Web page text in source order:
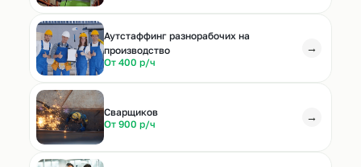
Аутстаффинг разнорабочих на
производство
От 400 р/ч
→
Cварщиков
От 900 р/ч
→